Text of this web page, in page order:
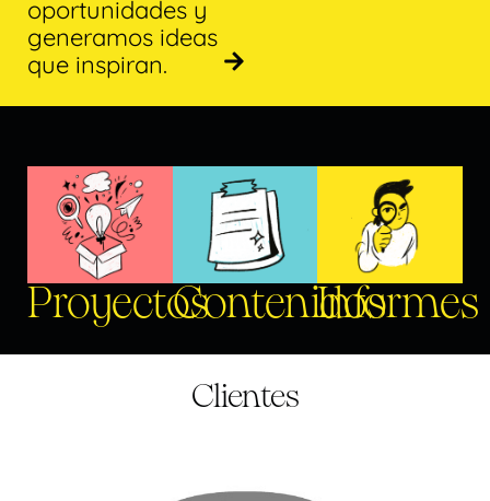
oportunidades y
generamos ideas
que inspiran.
ProyectosContenidosInformes
Clientes